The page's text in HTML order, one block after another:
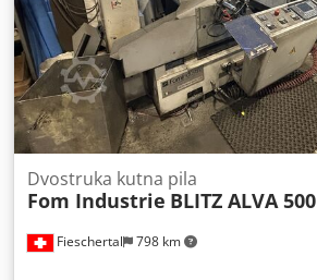
Fieschertal 798 km
Dvostruka kutna pila
Fom Industrie BLITZ ALVA 500